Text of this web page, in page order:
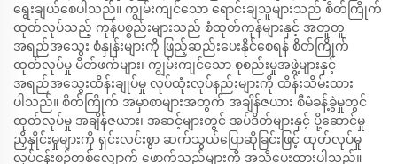
ရွေးချယ်စေပါသည်။ ကျွမ်းကျင်သော ရောင်းချသူများသည် စိတ်ကြိုက်
ထုတ်လုပ်သည့် ကုန်ပစ္စည်းများသည် စံထုတ်ကုန်များနှင့် အတူတူ
အရည်အသွေး စံနှုန်းများကို ဖြည့်ဆည်းပေးနိုင်စေရန် စိတ်ကြိုက်
ထုတ်လုပ်မှု မိတ်ဖက်များ၊ ကျွမ်းကျင်သော စုစည်းမှုအဖွဲ့များနှင့်
အရည်အသွေးထိန်းချုပ်မှု လုပ်ထုံးလုပ်နည်းများကို ထိန်းသိမ်းထား
ပါသည်။ စိတ်ကြိုက် အမှာစာများအတွက် အချိန်ဇယား စီမံခန့်ခွဲမှုတွင်
ထုတ်လုပ်မှု အချိန်ဇယား၊ အဆင့်များတွင် အပ်ဒိတ်များနှင့် ပို့ဆောင်မှု
ညှိနှိုင်းမှုများကို ရှင်းလင်းစွာ ဆက်သွယ်ပြောဆိုခြင်းဖြင့် ထုတ်လုပ်မှု
လုပ်ငန်းစဉ်တစ်လျှောက် ဖောက်သည်များကို အသိပေးထားပါသည်။